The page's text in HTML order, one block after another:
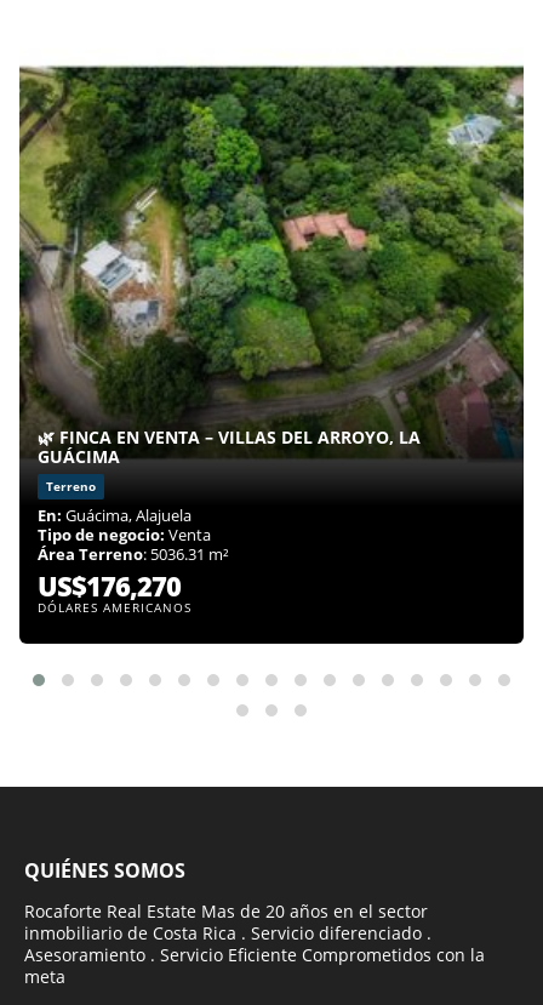
🌿 FINCA EN VENTA – VILLAS DEL ARROYO, LA
GUÁCIMA
Terreno
En: Guácima, Alajuela
Tipo de negocio: Venta
Área Terreno: 5036.31 m²
US$176,270
DÓLARES AMERICANOS
QUIÉNES SOMOS
Rocaforte Real Estate Mas de 20 años en el sector
inmobiliario de Costa Rica . Servicio diferenciado .
Asesoramiento . Servicio Eficiente Comprometidos con la
meta